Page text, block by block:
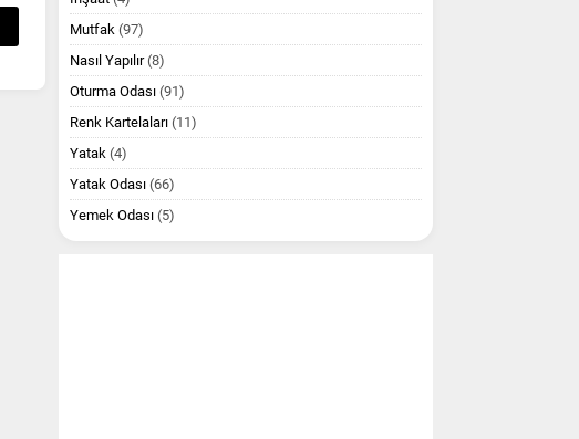
Mutfak (97)
Nasıl Yapılır(8)
Oturma Odası (91)
Renk Kartelaları (11)
Yatak (4)
Yatak Odası (66)
Yemek Odası (5)